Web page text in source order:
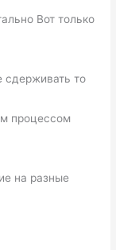
Вот только
сдерживать то
процессом
на разные